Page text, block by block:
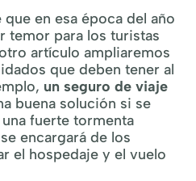
que en esa época del año
temor para los turistas
artículo ampliaremos
que deben tener al
un seguro de viaje
buena solución si se
fuerte tormenta
encargará de los
el hospedaje y el vuelo